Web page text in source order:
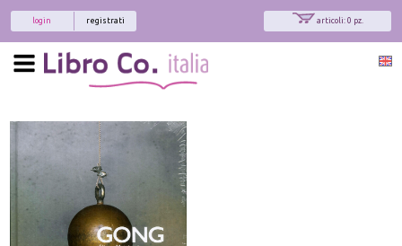
articoli: 0 pz.
registrati
login